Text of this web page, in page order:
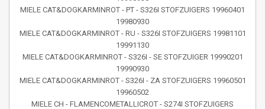
MIELE CAT&DOGKARMINROT - PT - S326I STOFZUIGERS 19960401
19980930
MIELE CAT&DOGKARMINROT - RU - S326I STOFZUIGERS 19981101
19991130
MIELE CAT&DOGKARMINROT - S326I - SE STOFZUIGER 19990201
19990930
MIELE CAT&DOGKARMINROT - S326I - ZA STOFZUIGERS 19960501
19960502
MIELE CH - FLAMENCOMETALLICROT - S274I STOFZUIGERS